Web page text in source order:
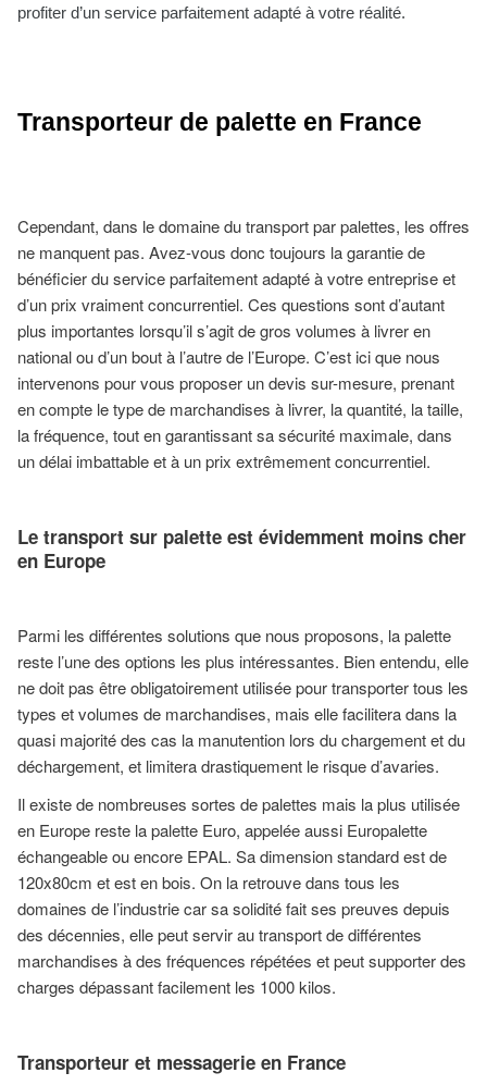
profiter d’un service parfaitement adapté à votre réalité.
Transporteur de palette en France
Cependant, dans le domaine du transport par palettes, les offres
ne manquent pas. Avez-vous donc toujours la garantie de
bénéficier du service parfaitement adapté à votre entreprise et
d’un prix vraiment concurrentiel. Ces questions sont d’autant
plus importantes lorsqu’il s’agit de gros volumes à livrer en
national ou d’un bout à l’autre de l’Europe. C’est ici que nous
intervenons pour vous proposer un devis sur-mesure, prenant
en compte le type de marchandises à livrer, la quantité, la taille,
la fréquence, tout en garantissant sa sécurité maximale, dans
un délai imbattable et à un prix extrêmement concurrentiel.
Le transport sur palette est évidemment moins cher
en Europe
Parmi les différentes solutions que nous proposons, la palette
reste l’une des options les plus intéressantes. Bien entendu, elle
ne doit pas être obligatoirement utilisée pour transporter tous les
types et volumes de marchandises, mais elle facilitera dans la
quasi majorité des cas la manutention lors du chargement et du
déchargement, et limitera drastiquement le risque d’avaries.
Il existe de nombreuses sortes de palettes mais la plus utilisée
en Europe reste la palette Euro, appelée aussi Europalette
échangeable ou encore EPAL. Sa dimension standard est de
120x80cm et est en bois. On la retrouve dans tous les
domaines de l’industrie car sa solidité fait ses preuves depuis
des décennies, elle peut servir au transport de différentes
marchandises à des fréquences répétées et peut supporter des
charges dépassant facilement les 1000 kilos.
Transporteur et messagerie en France